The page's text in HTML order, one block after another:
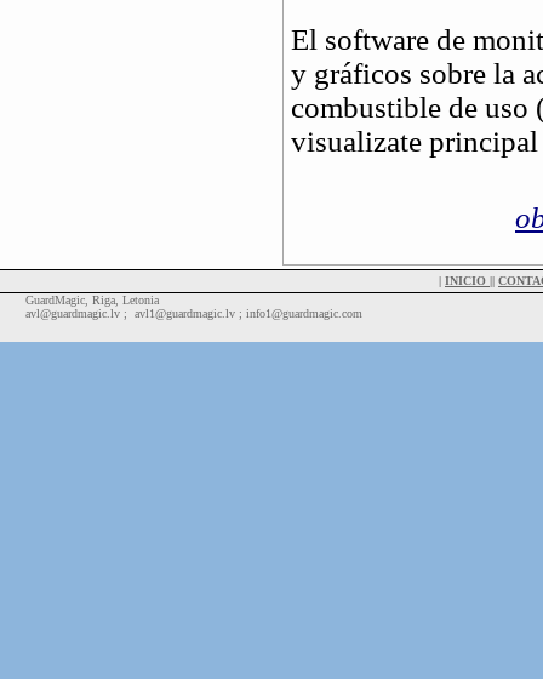
El software de
y gráficos sobre la
combustible de uso
visualizate principal
| INICIO ||
GuardMagic, Riga, Letonia
avl@guardmagic.lv ; avl1@guardmagic.lv ; info1@guardmagic.com